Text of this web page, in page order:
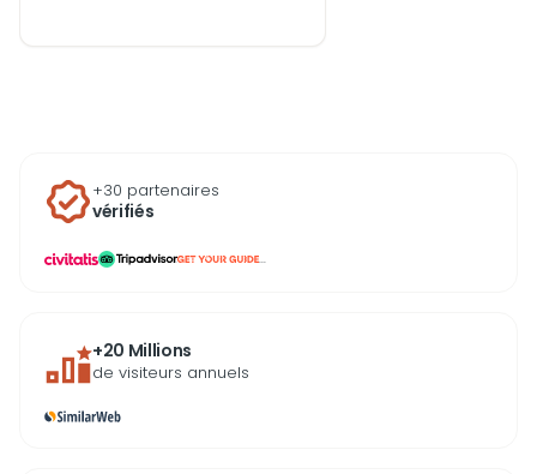
vivre des moments
mémorables autour de la
culture bahianaise.
+30 partenaires
vérifiés
...
+20 Millions
de visiteurs annuels